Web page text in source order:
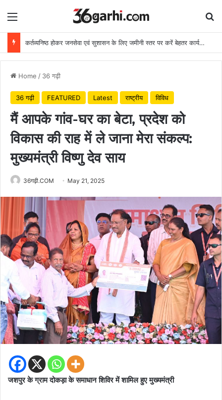
Menu
कर्तव्यनिष्ठ होकर जनसेवा एवं सुशासन के लिए जमीनी स्तर पर करें बेहतर कार्य: मुख्यमंत्री
Home / 36 गढ़ी
36 गढ़ी FEATURED Latest राष्ट्रीय विविध
मैं आपके गांव-घर का बेटा, प्रदेश को
विकास की राह में ले जाना मेरा संकल्प:
मुख्यमंत्री विष्णु देव साय
36गढ़ी.COM May 21, 2025
जशपुर के ग्राम दोकड़ा के समाधान शिविर में शामिल हुए मुख्यमंत्री